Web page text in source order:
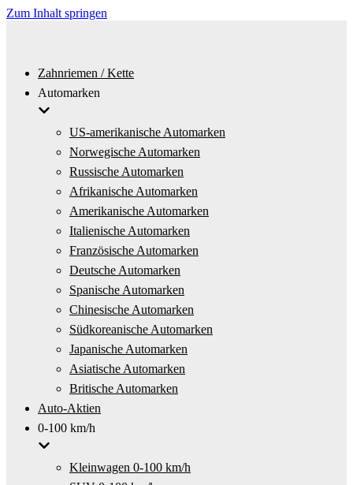
Zum Inhalt springen
Zahnriemen / Kette
Automarken
US-amerikanische Automarken
Norwegische Automarken
Russische Automarken
Afrikanische Automarken
Amerikanische Automarken
Italienische Automarken
Französische Automarken
Deutsche Automarken
Spanische Automarken
Chinesische Automarken
Südkoreanische Automarken
Japanische Automarken
Asiatische Automarken
Britische Automarken
Auto-Aktien
0-100 km/h
Kleinwagen 0-100 km/h